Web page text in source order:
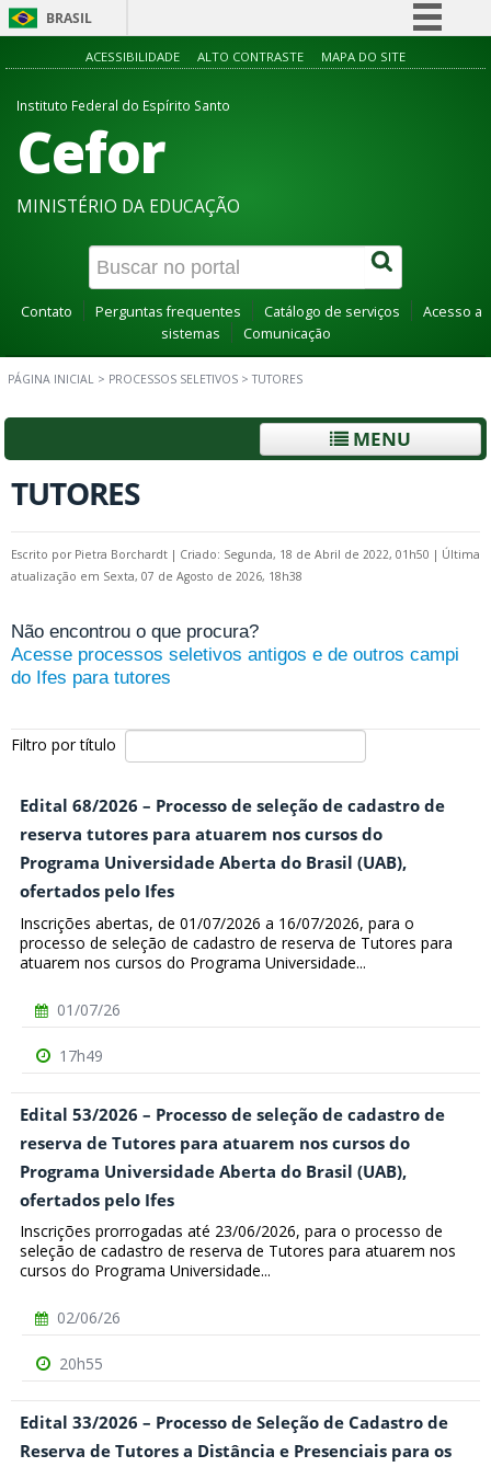
BRASIL
Simplifique!
ACESSIBILIDADE ALTO CONTRASTE MAPA DO SITE
Instituto Federal do Espírito Santo
Cefor
MINISTÉRIO DA EDUCAÇÃO
Contato Perguntas frequentes Catálogo de serviços
Acesso a
sistemas
Comunicação
PÁGINA INICIAL > PROCESSOS SELETIVOS >TUTORES
MENU
TUTORES
Escrito por Pietra Borchardt | Criado: Segunda, 18 de Abril de 2022, 01h50 | Última
atualização em Sexta, 07 de Agosto de 2026, 18h38
Não encontrou o que procura?
Acesse processos seletivos antigos e de outros campi
do Ifes para tutores
Filtro por título
Edital 68/2026 – Processo de seleção de cadastro de
reserva tutores para atuarem nos cursos do
Programa Universidade Aberta do Brasil (UAB),
ofertados pelo Ifes
Inscrições abertas, de 01/07/2026 a 16/07/2026, para o
processo de seleção de cadastro de reserva de Tutores para
atuarem nos cursos do Programa Universidade...
01/07/26
17h49
Edital 53/2026 – Processo de seleção de cadastro de
reserva de Tutores para atuarem nos cursos do
Programa Universidade Aberta do Brasil (UAB),
ofertados pelo Ifes
Inscrições prorrogadas até 23/06/2026, para o processo de
seleção de cadastro de reserva de Tutores para atuarem nos
cursos do Programa Universidade...
02/06/26
20h55
Edital 33/2026 – Processo de Seleção de Cadastro de
Reserva de Tutores a Distância e Presenciais para os